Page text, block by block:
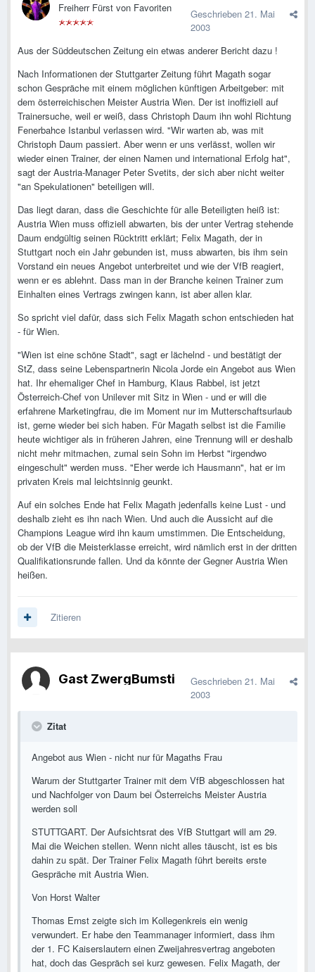
Freiherr Fürst von Favoriten Geschrieben 21. Mai
2003
Aus der Süddeutschen Zeitung ein etwas anderer Bericht dazu !
Nach Informationen der Stuttgarter Zeitung führt Magath sogar
schon Gespräche mit einem möglichen künftigen Arbeitgeber: mit
dem österreichischen Meister Austria Wien. Der ist inoffiziell auf
Trainersuche, weil er weiß, dass Christoph Daum ihn wohl Richtung
Fenerbahce Istanbul verlassen wird. "Wir warten ab, was mit
Christoph Daum passiert. Aber wenn er uns verlässt, wollen wir
wieder einen Trainer, der einen Namen und international Erfolg hat",
sagt der Austria-Manager Peter Svetits, der sich aber nicht weiter
"an Spekulationen" beteiligen will.
Das liegt daran, dass die Geschichte für alle Beteiligten heiß ist:
Austria Wien muss offiziell abwarten, bis der unter Vertrag stehende
Daum endgültig seinen Rücktritt erklärt; Felix Magath, der in
Stuttgart noch ein Jahr gebunden ist, muss abwarten, bis ihm sein
Vorstand ein neues Angebot unterbreitet und wie der VfB reagiert,
wenn er es ablehnt. Dass man in der Branche keinen Trainer zum
Einhalten eines Vertrags zwingen kann, ist aber allen klar.
So spricht viel dafür, dass sich Felix Magath schon entschieden hat
- für Wien.
"Wien ist eine schöne Stadt", sagt er lächelnd - und bestätigt der
StZ, dass seine Lebenspartnerin Nicola Jorde ein Angebot aus Wien
hat. Ihr ehemaliger Chef in Hamburg, Klaus Rabbel, ist jetzt
Österreich-Chef von Unilever mit Sitz in Wien - und er will die
erfahrene Marketingfrau, die im Moment nur im Mutterschaftsurlaub
ist, gerne wieder bei sich haben. Für Magath selbst ist die Familie
heute wichtiger als in früheren Jahren, eine Trennung will er deshalb
nicht mehr mitmachen, zumal sein Sohn im Herbst "irgendwo
eingeschult" werden muss. "Eher werde ich Hausmann", hat er im
privaten Kreis mal leichtsinnig geunkt.
Auf ein solches Ende hat Felix Magath jedenfalls keine Lust - und
deshalb zieht es ihn nach Wien. Und auch die Aussicht auf die
Champions League wird ihn kaum umstimmen. Die Entscheidung,
ob der VfB die Meisterklasse erreicht, wird nämlich erst in der dritten
Qualifikationsrunde fallen. Und da könnte der Gegner Austria Wien
heißen.
Zitieren
Gast ZwergBumsti Geschrieben 21. Mai
2003
Zitat
Angebot aus Wien - nicht nur für Magaths Frau
Warum der Stuttgarter Trainer mit dem VfB abgeschlossen hat
und Nachfolger von Daum bei Österreichs Meister Austria
werden soll
STUTTGART. Der Aufsichtsrat des VfB Stuttgart will am 29.
Mai die Weichen stellen. Wenn nicht alles täuscht, ist es bis
dahin zu spät. Der Trainer Felix Magath führt bereits erste
Gespräche mit Austria Wien.
Von Horst Walter
Thomas Ernst zeigte sich im Kollegenkreis ein wenig
verwundert. Er habe den Teammanager informiert, dass ihm
der 1. FC Kaiserslautern einen Zweijahresvertrag angeboten
hat, doch das Gespräch sei kurz gewesen. Felix Magath, der